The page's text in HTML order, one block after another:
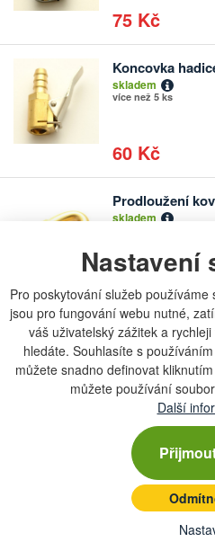
Nastavení
Pro poskytování služeb
jsou pro fungování webu nutné,
váš uživatelský zážitek a
hledáte. Souhlasíte s
můžete snadno definovat
můžete používání
Další
75 Kč
Koncovka
skladem
více než 5 ks
60 Kč
Počet
kusů
Prodloužení
skladem
60 Kč
Počet
kusů
Hadice-FLEX-
skladem
více než 5 m
5,50 Kč
Počet
kusů
Redukce Velo-
skladem
více než 5 kskusů